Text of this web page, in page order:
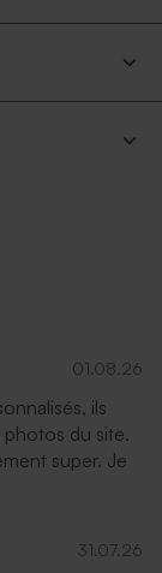
01.08.26
ils
photos du site.
super. Je
31.07.26